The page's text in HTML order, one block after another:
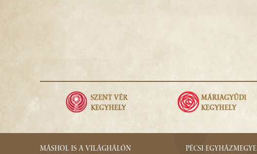
MÁSHOL IS A VILÁGHÁLÓN PÉCSI EGYHÁZMEGYE